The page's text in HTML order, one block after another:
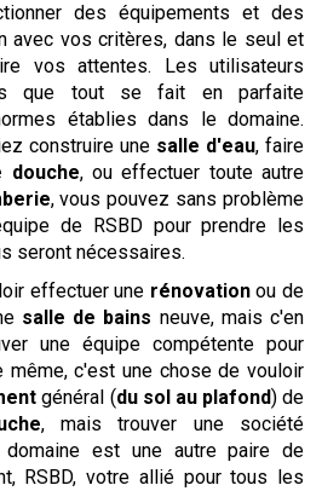
des équipements et des
avec vos critères, dans le seul et
vos attentes. Les utilisateurs
que tout se fait en parfaite
établies dans le domaine.
construire une salle d'eau, faire
douche, ou effectuer toute autre
, vous pouvez sans problème
de RSBD pour prendre les
seront nécessaires.
effectuer une rénovationou de
salle de bains neuve, mais c'en
une équipe compétente pour
même, c'est une chose de vouloir
général (du sol au plafond) de
, mais trouver une société
est une autre paire de
RSBD, votre allié pour tous les